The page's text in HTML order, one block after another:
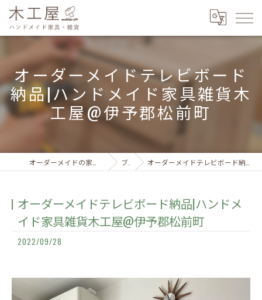
オーダーメイドテレビボード
納品|ハンドメイド家具雑貨木
工屋@伊予郡松前町
ブログ オーダーメイドテレビボード納品|ハンドメイド家具雑貨木工屋@伊予郡松前町
オーダーメイドテレビボード納品|ハンドメ
イド家具雑貨木工屋@伊予郡松前町
2022/09/28